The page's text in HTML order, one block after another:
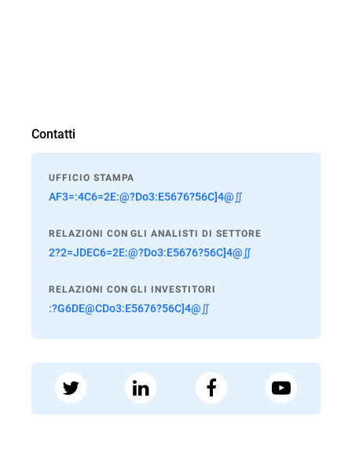
Contatti
UFFICIO STAMPA
AF3=:4C6=2E:@?Do3:E5676?56C]4@∬
RELAZIONI CON GLI ANALISTI DI SETTORE
2?2=JDEC6=2E:@?Do3:E5676?56C]4@∬
RELAZIONI CON GLI INVESTITORI
:?G6DE@CDo3:E5676?56C]4@∬